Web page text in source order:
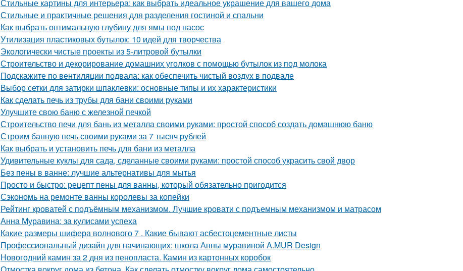
Стильные картины для интерьера: как выбрать идеальное украшение для вашего дома
Стильные и практичные решения для разделения гостиной и спальни
Как выбрать оптимальную глубину для ямы под насос
Утилизация пластиковых бутылок: 10 идей для творчества
Экологически чистые проекты из 5-литровой бутылки
Строительство и декорирование домашних уголков с помощью бутылок из под молока
Подскажите по вентиляции подвала: как обеспечить чистый воздух в подвале
Выбор сетки для затирки шпаклевки: основные типы и их характеристики
Как сделать печь из трубы для бани своими руками
Улучшите свою баню с железной печкой
Строительство печи для бань из металла своими руками: простой способ создать домашнюю баню
Строим банную печь своими руками за 7 тысяч рублей
Как выбрать и установить печь для бани из металла
Удивительные куклы для сада, сделанные своими руками: простой способ украсить свой двор
Без пены в ванне: лучшие альтернативы для мытья
Просто и быстро: рецепт пены для ванны, который обязательно пригодится
Сэкономь на ремонте ванны королевы за копейки
Рейтинг кроватей с подъёмным механизмом. Лучшие кровати с подъемным механизмом и матрасом
Анна Муравина: за кулисами успеха
Какие размеры шифера волнового 7 . Какие бывают асбестоцементные листы
Профессиональный дизайн для начинающих: школа Анны муравиной A.MUR Design
Новогодний камин за 2 дня из пенопласта. Камин из картонных коробок